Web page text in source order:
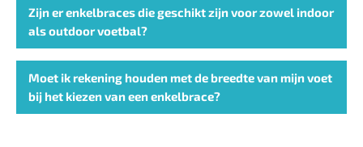
Zijn er enkelbraces die geschikt zijn voor zowel indoor
als outdoor voetbal?
Moet ik rekening houden met de breedte van mijn voet
bij het kiezen van een enkelbrace?